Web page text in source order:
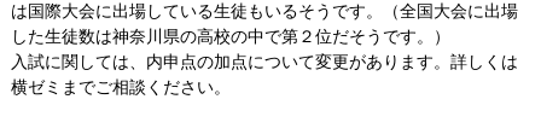
は国際大会に出場している生徒もいるそうです。（全国大会に出場
した生徒数は神奈川県の高校の中で第２位だそうです。）
入試に関しては、内申点の加点について変更があります。詳しくは
横ゼミまでご相談ください。